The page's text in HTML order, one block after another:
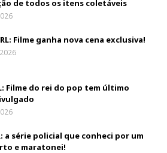
de todos os itens coletáveis
Filme ganha nova cena exclusiva!
Filme do rei do pop tem último
a série policial que conheci por um
e maratonei!